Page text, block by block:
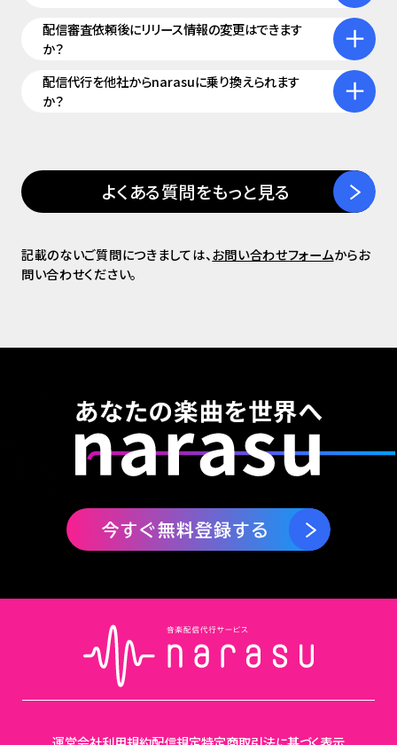
配信審査依頼後にリリース情報の変更はできます
か？
配信代行を他社からnarasuに乗り換えられます
か？
よくある質問をもっと見る
記載のないご質問につきましては、お問い合わせフォームからお
問い合わせください。